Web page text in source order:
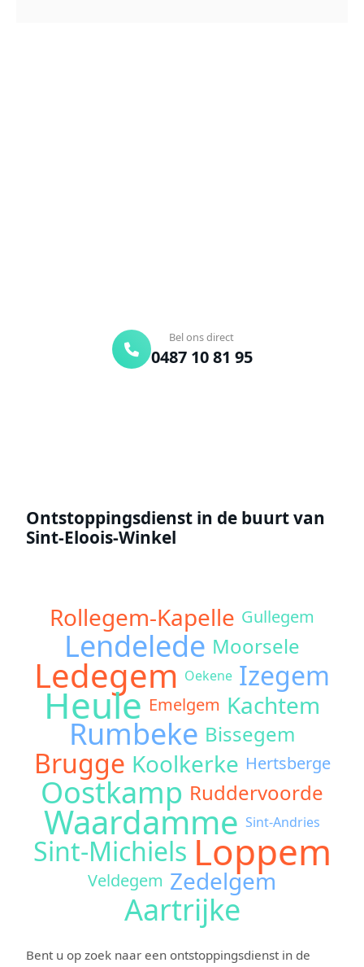
Bel ons direct
0487 10 81 95
Ontstoppingsdienst in de buurt van
Sint-Eloois-Winkel
Rollegem-Kapelle Gullegem
Lendelede Moorsele
Ledegem Oekene Izegem
Heule Emelgem Kachtem
Rumbeke Bissegem
Brugge Koolkerke Hertsberge
Oostkamp Ruddervoorde
Waardamme Sint-Andries
Sint-MichielsLoppem
Veldegem Zedelgem
Aartrijke
Bent u op zoek naar een ontstoppingsdienst in de